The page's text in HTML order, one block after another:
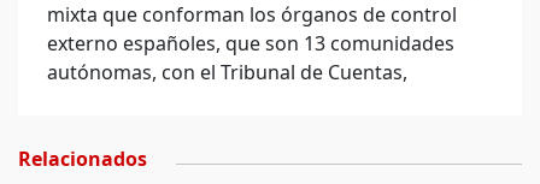
mixta que conforman los órganos de control
externo españoles, que son 13 comunidades
autónomas, con el Tribunal de Cuentas,
Relacionados